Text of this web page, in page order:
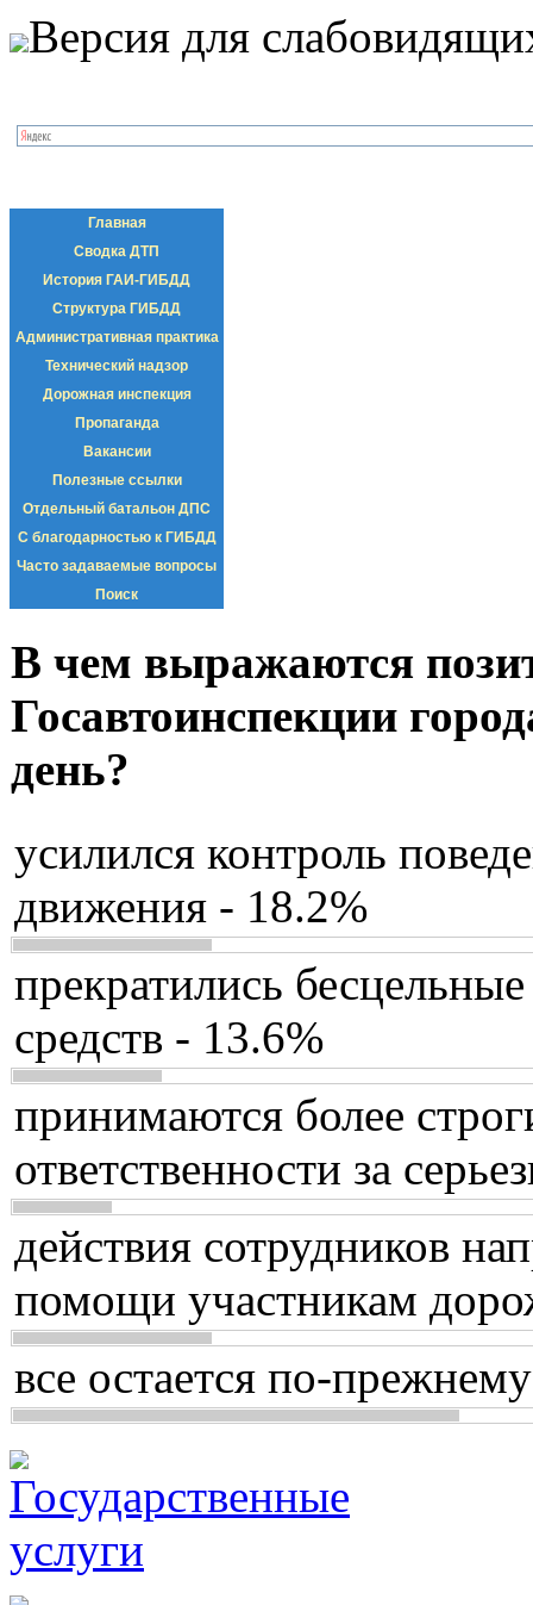
Версия для
Главная
Сводка ДТП
История ГАИ-ГИБДД
Структура ГИБДД
Административная практика
Технический надзор
Дорожная инспекция
Пропаганда
Вакансии
Полезные ссылки
Отдельный батальон ДПС
С благодарностью к ГИБДД
Часто задаваемые вопросы
Поиск
В чем выражаются
Госавтоинспекции
день?
усилился контроль
движения - 18.2%
прекратились
средств - 13.6%
принимаются более
ответственности за
действия сотрудников
помощи участникам
все остается по-